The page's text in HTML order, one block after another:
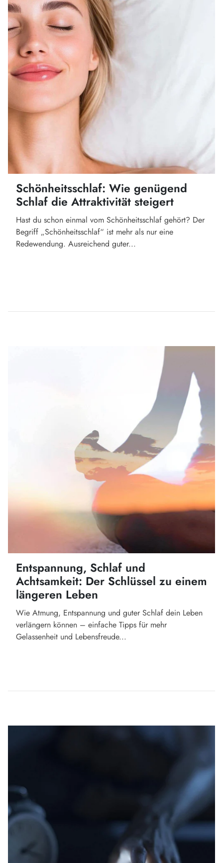
Schönheitsschlaf: Wie genügend
Schlaf die Attraktivität steigert
Hast du schon einmal vom Schönheitsschlaf gehört? Der
Begriff „Schönheitsschlaf“ ist mehr als nur eine
Redewendung. Ausreichend guter...
Entspannung, Schlaf und
Achtsamkeit: Der Schlüssel zu einem
längeren Leben
Wie Atmung, Entspannung und guter Schlaf dein Leben
verlängern können – einfache Tipps für mehr
Gelassenheit und Lebensfreude...